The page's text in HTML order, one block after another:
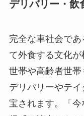
デリバリー・飲
完全な車社会で
て外食する文化
世帯や高齢者世
デリバリーやテ
宝されます。「